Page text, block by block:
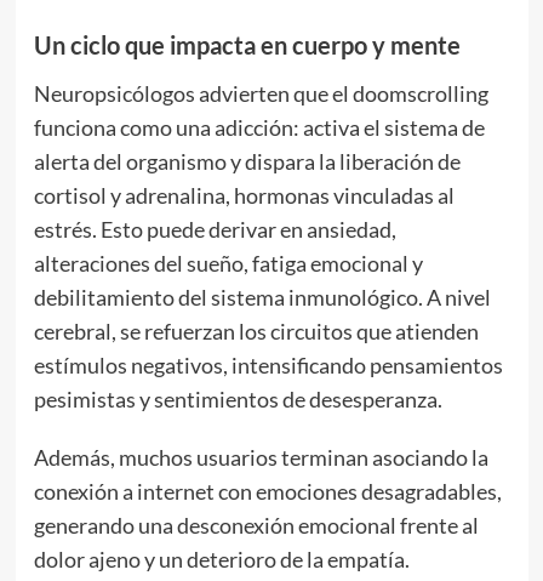
Un ciclo que impacta en cuerpo y mente
Neuropsicólogos advierten que el doomscrolling
funciona como una adicción: activa el sistema de
alerta del organismo y dispara la liberación de
cortisol y adrenalina, hormonas vinculadas al
estrés. Esto puede derivar en ansiedad,
alteraciones del sueño, fatiga emocional y
debilitamiento del sistema inmunológico. A nivel
cerebral, se refuerzan los circuitos que atienden
estímulos negativos, intensificando pensamientos
pesimistas y sentimientos de desesperanza.
Además, muchos usuarios terminan asociando la
conexión a internet con emociones desagradables,
generando una desconexión emocional frente al
dolor ajeno y un deterioro de la empatía.